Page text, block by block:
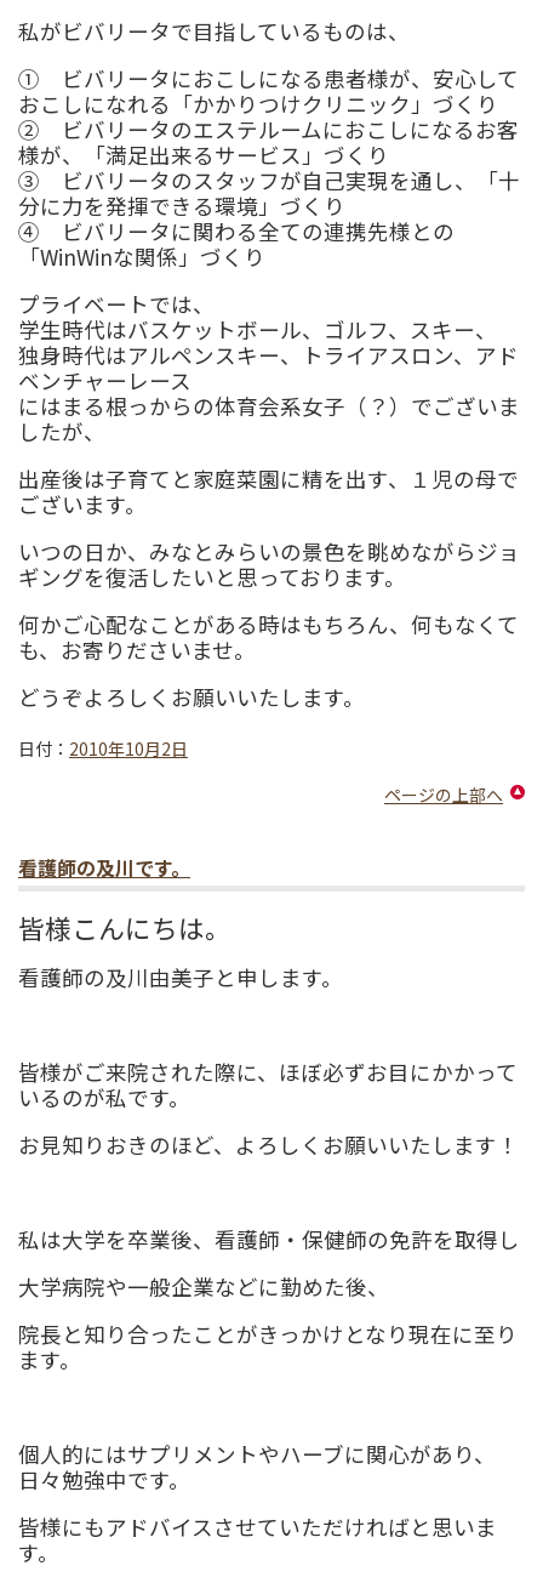
私がビバリータで目指しているものは、
① ビバリータにおこしになる患者様が、 安心して
おこしになれる「かかりつけクリニック」づくり
② ビバリータのエステルームにおこしになるお客
様が、「満足出来るサービス」づくり
③ ビバリータのスタッフが自己実現を通し、「十
分に力を発揮できる環境」づくり
④ ビバリータに関わる全ての連携先様との
「WinWinな関係」づくり
プライベートでは、
学生時代はバスケットボール、ゴルフ、スキー、
独身時代はアルペンスキー、トライアスロン、アド
ベンチャーレース
にはまる根っからの体育会系女子（？）でございま
したが、
出産後は子育てと家庭菜園に精を出す、１児の母で
ございます。
いつの日か、みなとみらいの景色を眺めながらジョ
ギングを復活したいと思っております。
何かご心配なことがある時はもちろん、何もなくて
も、お寄りださいませ。
どうぞよろしくお願いいたします。
日付： 2010年10月2日
ページの上部へ
看護師の及川です。
皆様こんにちは。
看護師の及川由美子と申します。
皆様がご来院された際に、ほぼ必ずお目にかかって
いるのが私です。
お見知りおきのほど、よろしくお願いいたします！
私は大学を卒業後、看護師・保健師の免許を取得し
大学病院や一般企業などに勤めた後、
院長と知り合ったことがきっかけとなり現在に至り
ます。
個人的にはサプリメントやハーブに関心があり、
日々勉強中です。
皆様にもアドバイスさせていただければと思いま
す。